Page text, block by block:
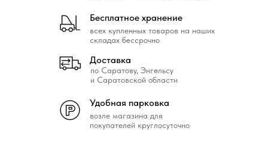
возле магазина для
покупателей круглосуточно
Удобная парковка
всех купленных товаров на наших
складах бессрочно
Бесплатное хранение
по Саратову, Энгельсу
и Саратовской области
Доставка